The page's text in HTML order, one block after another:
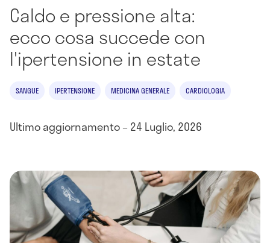
Caldo e pressione alta:
ecco cosa succede con
l'ipertensione in estate
SANGUE IPERTENSIONE MEDICINA GENERALE CARDIOLOGIA
Ultimo aggiornamento – 24 Luglio, 2026